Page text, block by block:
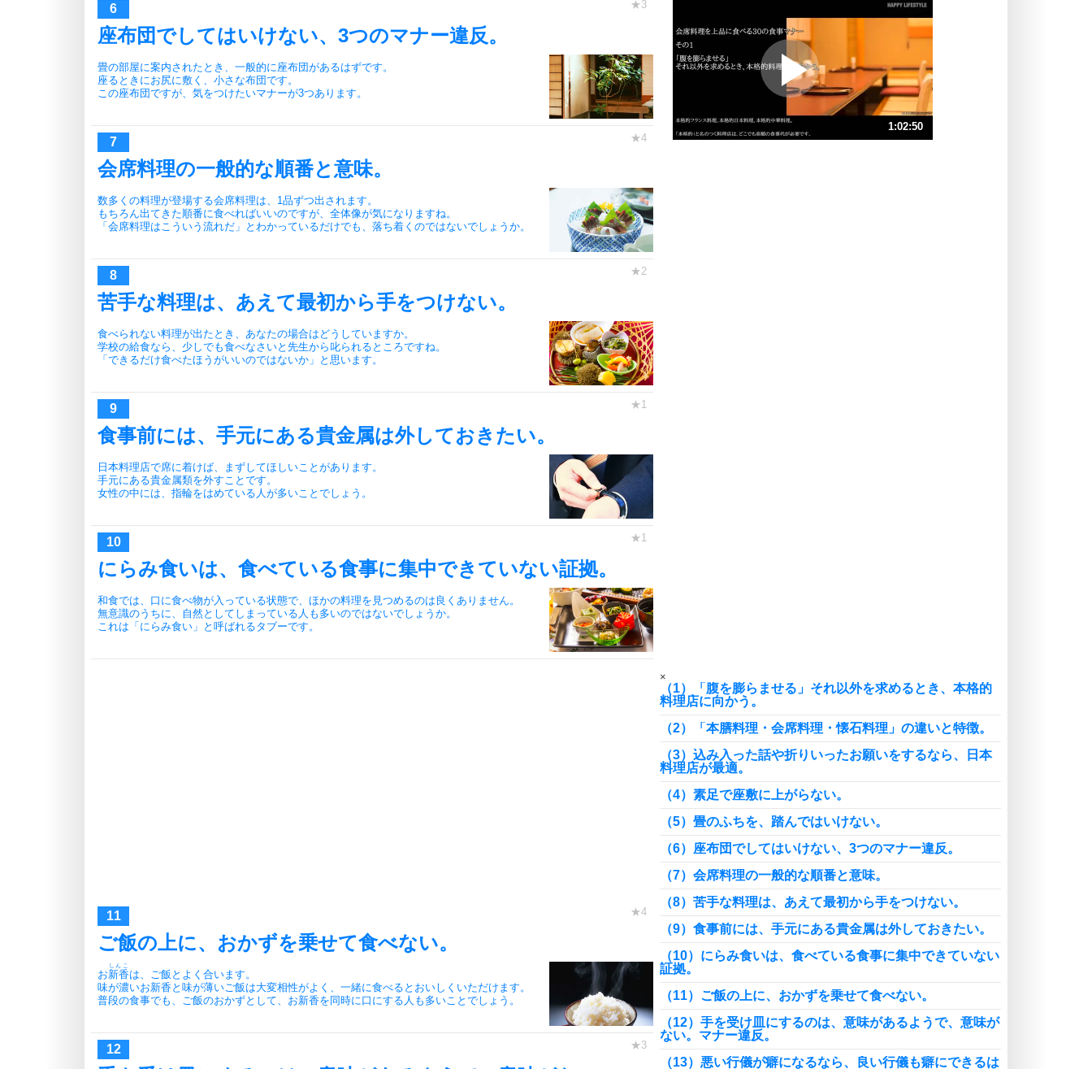
座布団でしてはいけない、3つのマナー違反。
畳の部屋に案内されたとき、一般的に座布団があるはずです。
座るときにお尻に敷く、小さな布団です。
この座布団ですが、気をつけたいマナーが3つあります。
会席料理の一般的な順番と意味。
数多くの料理が登場する会席料理は、1品ずつ出されます。
もちろん出てきた順番に食べればいいのですが、全体像が気になりますね。
「会席料理はこういう流れだ」とわかっているだけでも、落ち着くのではないでしょうか。
苦手な料理は、あえて最初から手をつけない。
食べられない料理が出たとき、あなたの場合はどうしていますか。
学校の給食なら、少しでも食べなさいと先生から叱られるところですね。
「できるだけ食べたほうがいいのではないか」と思います。
食事前には、手元にある貴金属は外しておきたい。
日本料理店で席に着けば、まずしてほしいことがあります。
手元にある貴金属類を外すことです。
女性の中には、指輪をはめている人が多いことでしょう。
にらみ食いは、食べている食事に集中できていない証拠。
和食では、口に食べ物が入っている状態で、ほかの料理を見つめるのは良くありません。
無意識のうちに、自然としてしまっている人も多いのではないでしょうか。
これは「にらみ食い」と呼ばれるタブーです。
ご飯の上に、おかずを乗せて食べない。
お新香
しんこ
は、ご飯とよく合います。
味が濃いお新香と味が薄いご飯は大変相性がよく、一緒に食べるとおいしくいただけます。
普段の食事でも、ご飯のおかずとして、お新香を同時に口にする人も多いことでしょう。
プラス思考
ポジティブになれない原因は、行動
しないから。
ポジティブ思考になる30の方法
3
ストレス対策
人生、なんとかなるもの。
恋する人が知っておきたい30の大切なこと
1:02:50
×
（1）「腹を膨らませる」それ以外を求めるとき、本格的
料理店に向かう。
（2）「本膳料理・会席料理・懐石料理」の違いと特徴。
（3）込み入った話や折りいったお願いをするなら、日本
料理店が最適。
（4）素足で座敷に上がらない。
（5）畳のふちを、踏んではいけない。
（6）座布団でしてはいけない、3つのマナー違反。
（7）会席料理の一般的な順番と意味。
（8）苦手な料理は、あえて最初から手をつけない。
（9）食事前には、手元にある貴金属は外しておきたい。
（10）にらみ食いは、食べている食事に集中できていない
証拠。
（11）ご飯の上に、おかずを乗せて食べない。
（12）手を受け皿にするのは、意味があるようで、意味が
ない。マナー違反。
（13）悪い行儀が癖になるなら、良い行儀も癖にできるは